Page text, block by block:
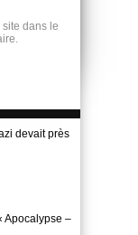
dans le
devait près
Apocalypse –